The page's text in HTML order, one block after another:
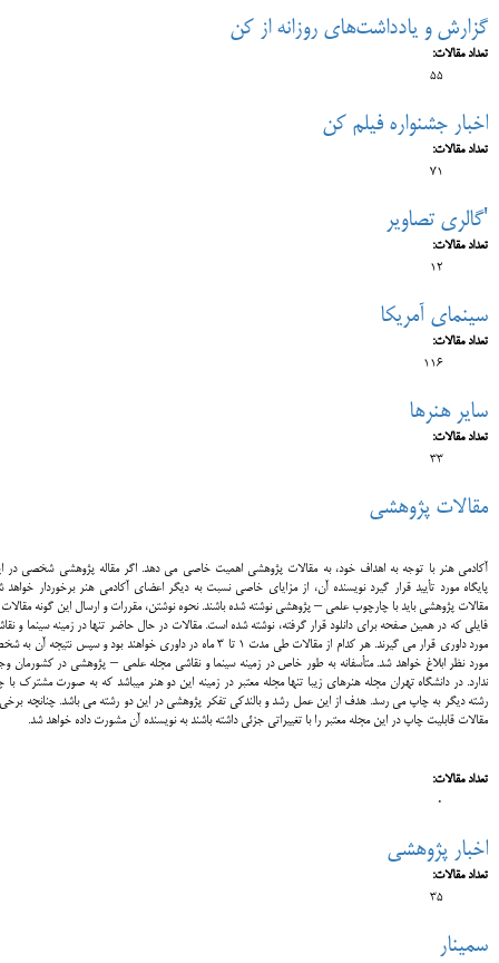
گزارش و یادداشت‌های روزانه از کن
تعداد مقالات:
55
اخبار جشنواره فیلم کن
تعداد مقالات:
71
'گالری تصاویر
تعداد مقالات:
12
سینمای آمریکا
تعداد مقالات:
116
سایر هنرها
تعداد مقالات:
33
مقالات پژوهشی
آکادمی هنر با توجه به اهداف خود، به مقالات پژوهشی اهمیت خاصی می دهد. اگر مقاله پژوهشی شخصی در
پایگاه مورد تأیید قرار گیرد نویسنده آن، از مزایای خاصی نسبت به دیگر اعضای آکادمی هنر برخوردار خواهد
مقالات پژوهشی باید با چارچوب علمی – پژوهشی نوشته شده باشند. نحوه نوشتن، مقررات و ارسال این گونه
فایلی که در همین صفحه برای دانلود قرار گرفته، نوشته شده است. مقالات در حال حاضر تنها در زمینه سینما و
مورد داوری قرار می گیرند. هر کدام از مقالات طی مدت 1 تا 3 ماه در داوری خواهند بود و سپس نتیجه آن
مورد نظر ابلاغ خواهد شد. متأسفانه به طور خاص در زمینه سینما و نقاشی مجله علمی – پژوهشی در کشورمان
ندارد. در دانشگاه تهران مجله هنرهای زیبا تنها مجله معتبر در زمینه این دو هنر میباشد که به صورت مشترک با
رشته دیگر به چاپ می رسد. هدف از این عمل رشد و بالندکی تفکر پژوهشی در این دو رشته می باشد. چنانچه برخی
مقالات قابلیت چاپ در این مجله معتبر را با تغییراتی جزئی داشته باشند به نویسنده آن مشورت داده خواهد شد.
تعداد مقالات:
0
اخبار پژوهشی
تعداد مقالات:
35
سمینار